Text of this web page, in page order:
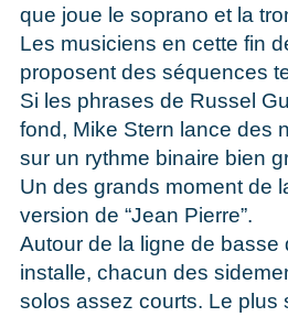
que joue le soprano et la
Les musiciens en cette fin
proposent des séquences
Si les phrases de Russel
fond, Mike Stern lance des
sur un rythme binaire bien
Un des grands moment de
version de “Jean Pierre”.
Autour de la ligne de basse
installe, chacun des
solos assez courts. Le plus